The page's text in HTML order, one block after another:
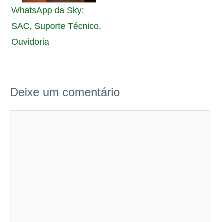
WhatsApp da Sky:
SAC, Suporte Técnico,
Ouvidoria
Deixe um comentário